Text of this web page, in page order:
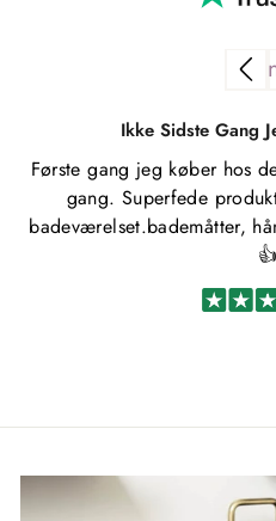
Ikke Sidste Gang
Første gang jeg køber hos
gang. Superfede
badeværelset.bademåtter,
👍